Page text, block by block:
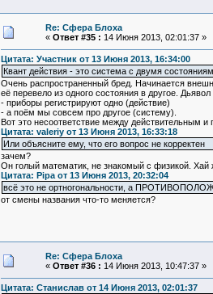
Re: Сфера Блоха
« Ответ #35 : 14 Июня 2013, 02:01:37 »
Цитата: Участник от 13 Июня 2013, 16:34:00
Квант действия - это система с двумя
Очень распространенный бред. Начинается
её перевело из одного состояния в другое. Дьявол
- приборы регистрируют одно (действие)
- а поём мы совсем про другое (систему).
Вот это несоответствие между действительным и
Цитата: valeriy от 13 Июня 2013, 16:33:18
Или объясните ему, что его вопрос не корректен
зачем?
Он голый математик, не знакомый с физикой. Хай
Цитата: Pipa от 13 Июня 2013, 20:32:04
всё это не ортногональности, а
от смены названия что-то меняется?
Re: Сфера Блоха
« Ответ #36 : 14 Июня 2013, 10:47:37 »
Цитата: Станислав от 14 Июня 2013, 02:01:37